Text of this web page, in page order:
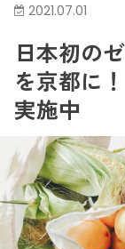
2021.07.01
日本初の
を京都に
実施中